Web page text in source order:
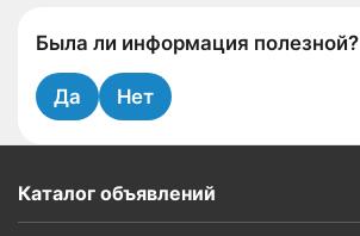
Была ли информация полезной?
Да Нет
Каталог объявлений